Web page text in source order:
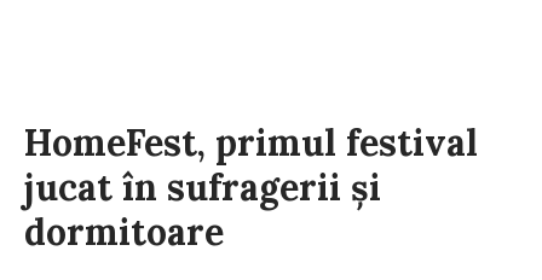
HomeFest, primul festival
jucat în sufragerii și
dormitoare